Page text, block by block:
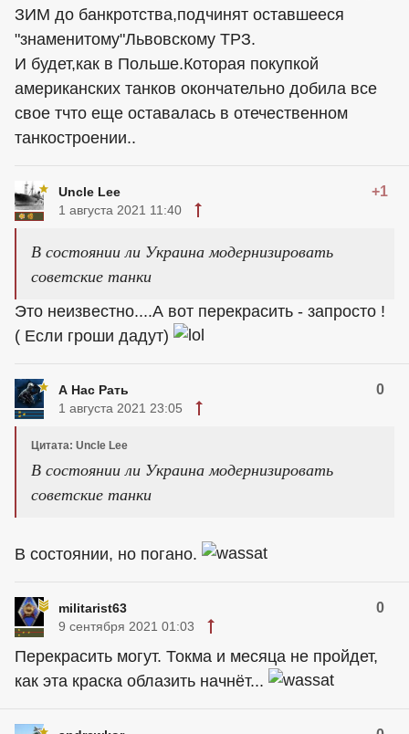
ЗИМ до банкротства,подчинят оставшееся
"знаменитому"Львовскому ТРЗ.
И будет,как в Польше.Которая покупкой
американских танков окончательно добила все
свое тчто еще оставалась в отечественном
танкостроении..
Uncle Lee +1
1 августа 2021 11:40
В состоянии ли Украина модернизировать
советские танки
Это неизвестно....А вот перекрасить - запросто !
( Если гроши дадут)
А Нас Рать 0
1 августа 2021 23:05
Цитата: Uncle Lee
В состоянии ли Украина модернизировать
советские танки
В состоянии, но погано.
militarist63 0
9 сентября 2021 01:03
Перекрасить могут. Токма и месяца не пройдет,
как эта краска облазить начнёт...